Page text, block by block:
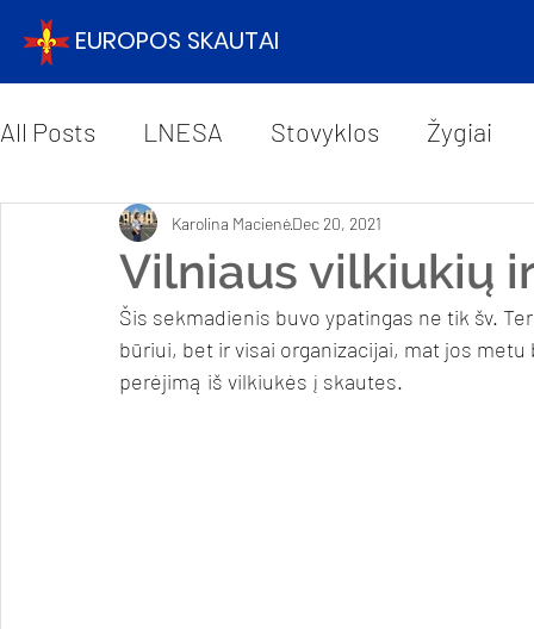
EUROPOS SKAUTAI
All Posts LNESA Stovyklos Žygiai
Vilniaus vilkiukių
Karolina MacienėDec 20, 2021
Šis sekmadienis buvo ypatingas ne tik šv.
būriui, bet ir visai organizacijai, mat jos
perėjimą iš vilkiukės į skautes.